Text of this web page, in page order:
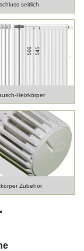
seitlich
Heizkörper
Zubehör